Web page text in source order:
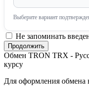
Выберите вариант
Не запоминать
Обмен TRON TRX -
курсу
Для оформления обмена